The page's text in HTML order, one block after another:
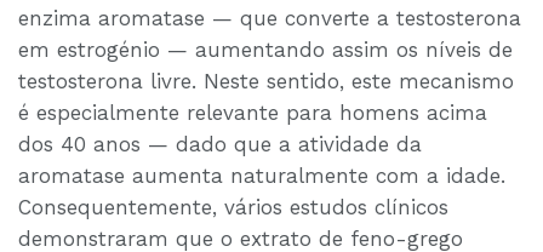
enzima aromatase — que converte a testosterona
em estrogénio — aumentando assim os níveis de
testosterona livre. Neste sentido, este mecanismo
é especialmente relevante para homens acima
dos 40 anos — dado que a atividade da
aromatase aumenta naturalmente com a idade.
Consequentemente, vários estudos clínicos
demonstraram que o extrato de feno-grego